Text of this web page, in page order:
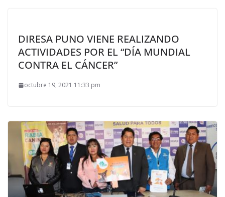
DIRESA PUNO VIENE REALIZANDO
ACTIVIDADES POR EL “DÍA MUNDIAL
CONTRA EL CÁNCER”
octubre 19, 2021 11:33 pm